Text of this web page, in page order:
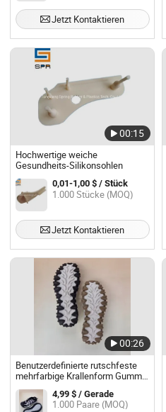
Jetzt Kontaktieren
00:15
Hochwertige weiche
Gesundheits-Silikonsohlen
0,01-1,00 $ / Stück
1.000 Stücke (MOQ)
Jetzt Kontaktieren
00:26
Benutzerdefinierte rutschfeste
mehrfarbige Krallenform Gummi-
Tr-Außensohle bequeme Sohle
4,99 $ / Gerade
1.000 Paare (MOQ)